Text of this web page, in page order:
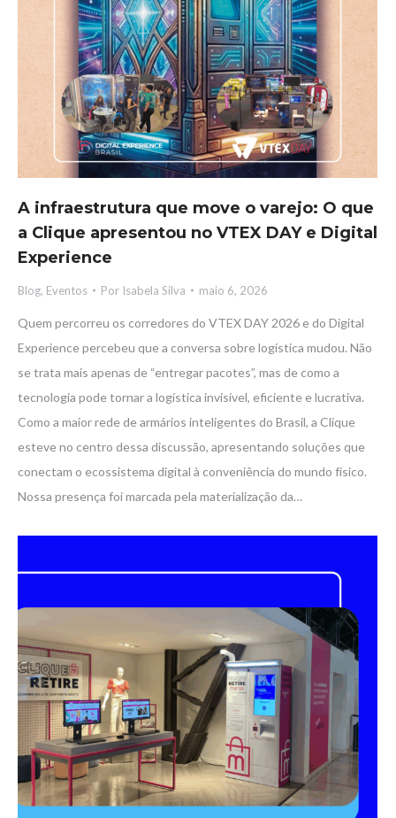
A infraestrutura que move o varejo: O que
a Clique apresentou no VTEX DAY e Digital
Experience
Blog, Eventos Por Isabela Silva maio 6, 2026
Quem percorreu os corredores do VTEX DAY 2026 e do Digital
Experience percebeu que a conversa sobre logística mudou. Não
se trata mais apenas de “entregar pacotes”, mas de como a
tecnologia pode tornar a logística invisível, eficiente e lucrativa.
Como a maior rede de armários inteligentes do Brasil, a Clique
esteve no centro dessa discussão, apresentando soluções que
conectam o ecossistema digital à conveniência do mundo físico.
Nossa presença foi marcada pela materialização da…